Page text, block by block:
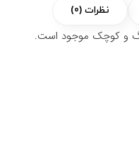
نظرات (0)
و کوچک موجود است.